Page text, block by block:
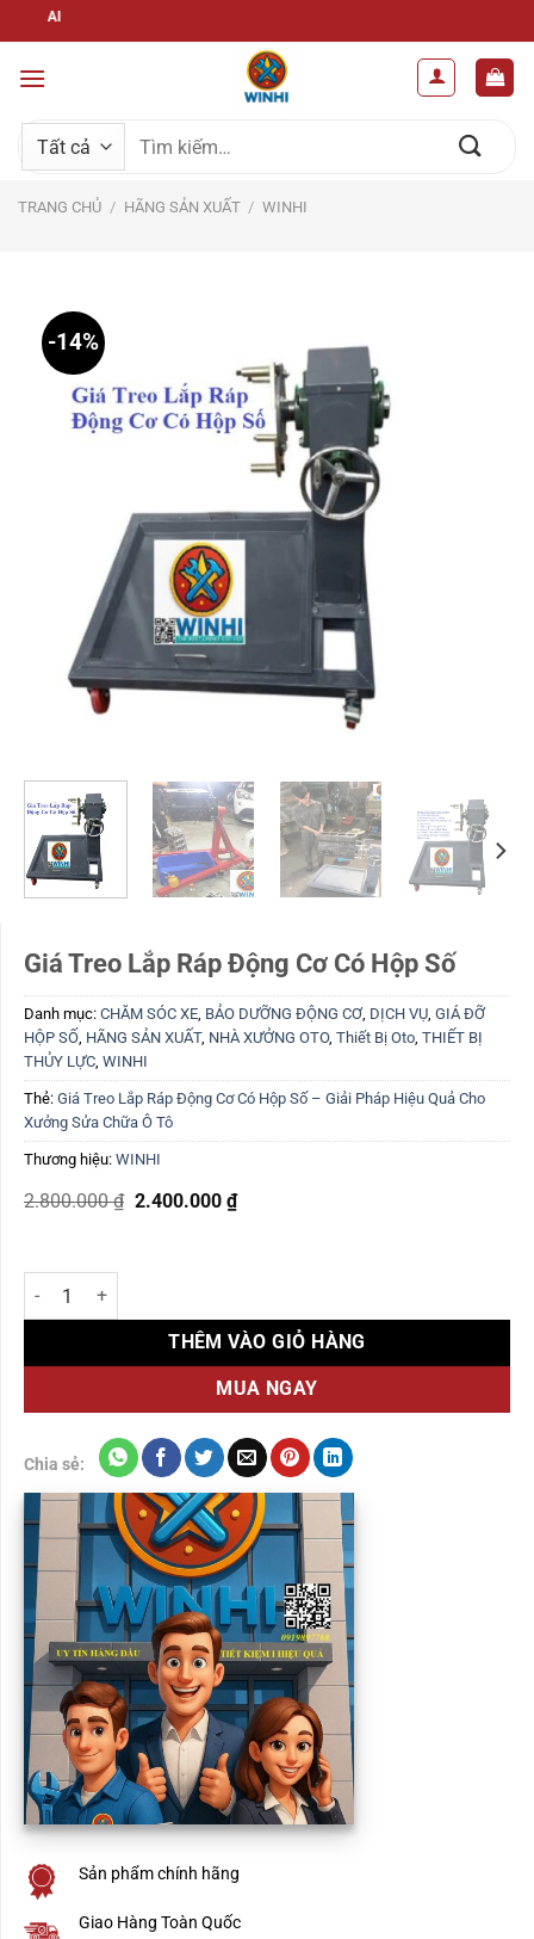
qua
nội
Tìm
kiếm:
TRANG CHỦ / HÃNG SẢN XUẤT / WINHI
-14%
Giá Treo Lắp Ráp Động Cơ Có Hộp Số
Danh mục: CHĂM SÓC XE BẢO DƯỠNG ĐỘNG CƠ DỊCH VỤ GIÁ ĐỠ
HỘP SỐ HÃNG SẢN XUẤT, NHÀ XƯỞNG OTO, Thiết Bị Oto THIẾT BỊ
THỦY LỰC WINHI
Thẻ: Giá Treo Lắp Ráp Động Cơ Có Hộp Số – Giải Pháp Hiệu Quả Cho
Xưởng Sửa Chữa Ô Tô
Thương hiệu: WINHI
2.800.000₫ Giá
2.400.000 ₫Giá
Giá Treo Lắp Ráp Động Cơ Có Hộp Số số lượng
THÊM VÀO GIỎ HÀNG
MUA NGAY
Chia sẻ:
Sản phẩm chính hãng
Giao Hàng Toàn Quốc